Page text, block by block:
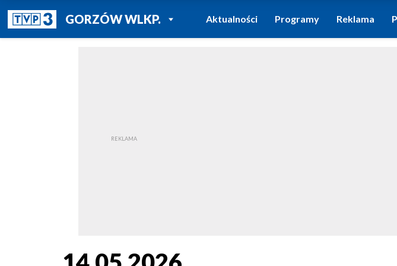
GORZÓW WLKP.POWRÓT DO
TVP REGIONY
Aktualności Programy Reklama